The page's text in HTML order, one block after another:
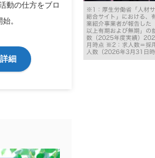
動の仕方をブロ
。
細